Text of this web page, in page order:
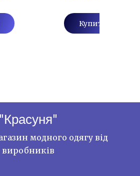
Купити
"Красуня"
модного одягу від
виробників